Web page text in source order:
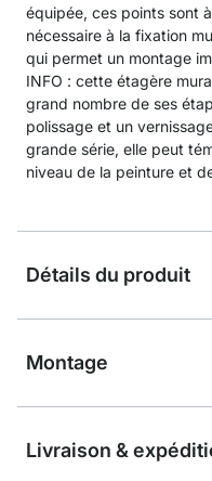
équipée, ces points sont
nécessaire à la fixation
qui permet un montage
INFO : cette étagère
grand nombre de ses
polissage et un
grande série, elle peut
niveau de la peinture et
Détails du produit
Montage
Livraison &